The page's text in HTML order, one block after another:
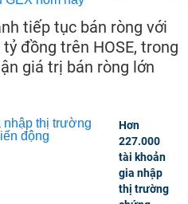
tiếp tục bán ròng với
đồng trên HOSE, trong
giá trị bán ròng lớn
Hơn
227.000
tài khoản
gia nhập
thị trường